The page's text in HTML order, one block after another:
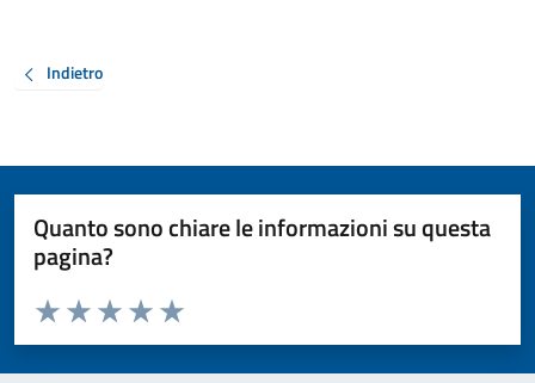
Indietro
Quanto sono chiare le informazioni su questa
pagina?
Valuta da 1 a 5 stelle la pagina
Valuta 5 stelle su 5
Valuta 4 stelle su 5
Valuta 3 stelle su 5
Valuta 2 stelle su 5
Valuta 1 stelle su 5